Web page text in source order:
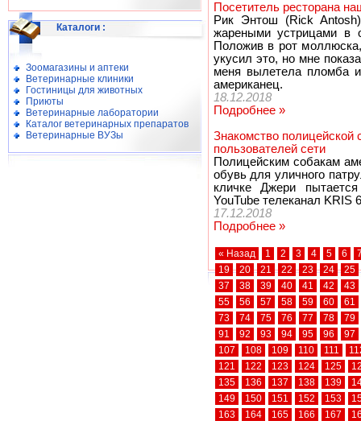
Каталоги :
Зоомагазины и аптеки
Ветеринарные клиники
Гостиницы для животных
Приюты
Ветеринарные лаборатории
Каталог ветеринарных препаратов
Ветеринарные ВУЗы
Посетитель ресторана
Рик Энтош (Rick
жареными устрицами в
Положив в рот
укусил это, но мне
меня вылетела пломба
американец.
18.12.2018
Подробнее »
Знакомство полицейской
пользователей сети
Полицейским собакам
обувь для уличного
кличке Джери
YouTube телеканал KRIS
17.12.2018
Подробнее »
« Назад 1 2 3 4 5 6
19
20 21 22 23 24
25
37
38 39 40 41 42
43
55
56 57 58 59 60
61
73
74 75 76 77 78
79
91
92 93 94 95 96
97
107
108 109 110 111
121
122 123 124 125
135
136 137 138 139
149
150 151 152 153
163
164 165 166 167